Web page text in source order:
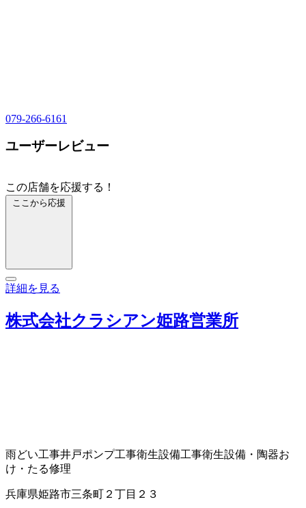
079-266-6161
ユーザーレビュー
この店舗を応援する！
ここから応援
詳細を見る
株式会社クラシアン姫路営業所
雨どい工事井戸ポンプ工事衛生設備工事衛生設備・陶器お
け・たる修理
兵庫県姫路市三条町２丁目２３